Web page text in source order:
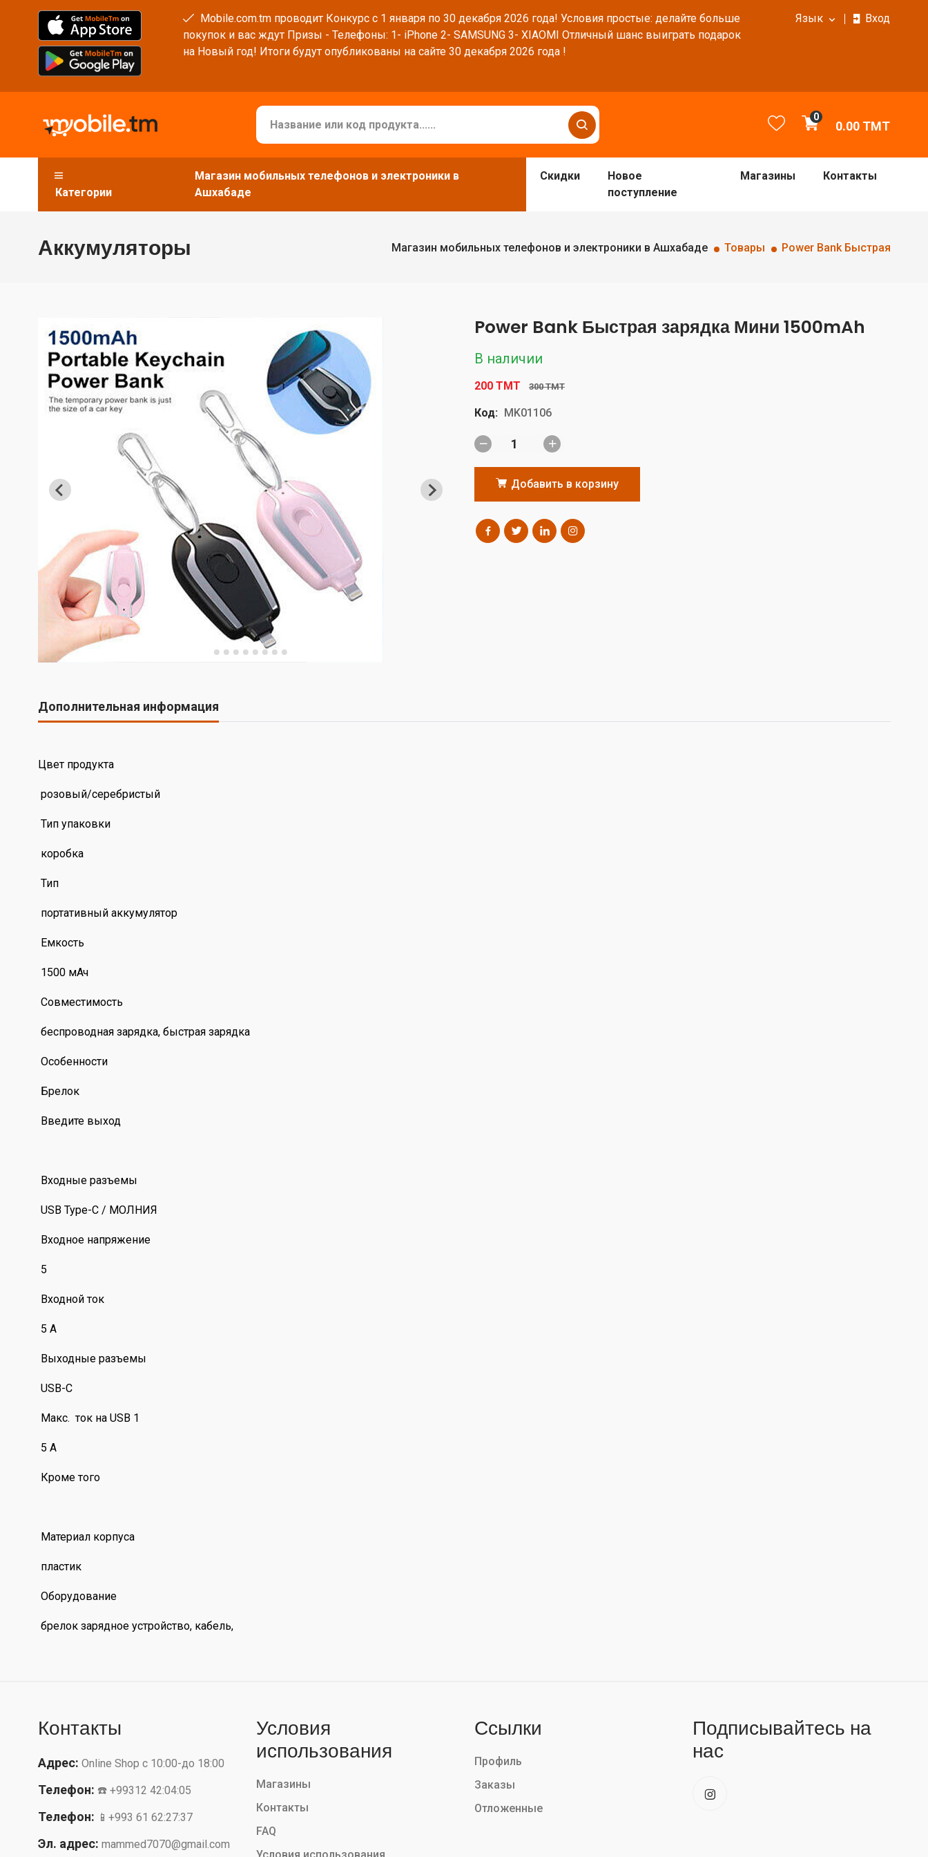
Mobile.com.tm проводит Конкурс с 1 января по 30 декабря 2026 года! Условия простые: делайте больше
покупок и вас ждут Призы - Телефоны: 1- iPhone 2- SAMSUNG 3- XIAOMI Отличный шанс выиграть подарок
на Новый год! Итоги будут опубликованы на сайте 30 декабря 2026 года !
Язык Вход
0
0.00 TMT
Категории
Магазин мобильных телефонов и электроники в
Ашхабаде
Скидки
Новое
поступление
Магазины Контакты
Аккумуляторы Магазин мобильных телефонов и электроники в Ашхабаде Товары Power Bank Быстрая
Power Bank Быстрая зарядка Мини 1500mAh
В наличии
200 TMT 300 TMT
Код: MK01106
Добавить в корзину
Дополнительная информация
Цвет продукта
розовый/серебристый
Тип упаковки
коробка
Тип
портативный аккумулятор
Емкость
1500 мАч
Совместимость
беспроводная зарядка, быстрая зарядка
Особенности
Брелок
Введите выход
Входные разъемы
USB Type-C / МОЛНИЯ
Входное напряжение
5
Входной ток
5 А
Выходные разъемы
USB-C
Макс. ток на USB 1
5 А
Кроме того
Материал корпуса
пластик
Оборудование
брелок зарядное устройство, кабель,
Контакты
Адрес: Online Shop с 10:00-до 18:00
Телефон: ☎️ +99312 42:04:05
Телефон: 📱+993 61 62:27:37
Эл. адрес: mammed7070@gmail.com
Условия
использования
Магазины
Контакты
FAQ
Ссылки
Профиль
Заказы
Отложенные
Подписывайтесь на
нас